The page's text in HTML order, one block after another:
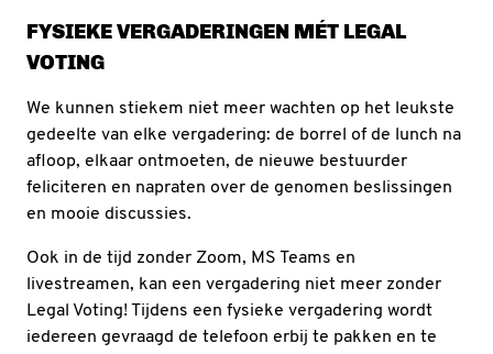
FYSIEKE VERGADERINGEN MÉT LEGAL
VOTING
We kunnen stiekem niet meer wachten op het leukste
gedeelte van elke vergadering: de borrel of de lunch na
afloop, elkaar ontmoeten, de nieuwe bestuurder
feliciteren en napraten over de genomen beslissingen
en mooie discussies.
Ook in de tijd zonder Zoom, MS Teams en
livestreamen, kan een vergadering niet meer zonder
Legal Voting! Tijdens een fysieke vergadering wordt
iedereen gevraagd de telefoon erbij te pakken en te